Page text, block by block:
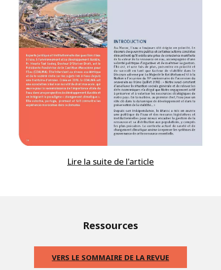
Lire la suite de l'article
Ressources
VERS LE SOMMAIRE DE LA REVUE